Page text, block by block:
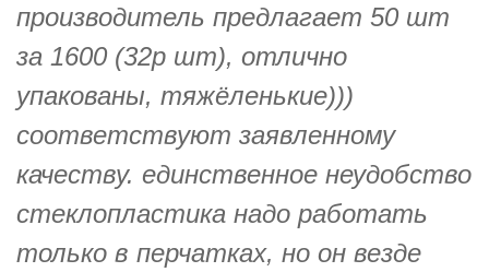
производитель предлагает 50 шт
за 1600 (32р шт), отлично
упакованы, тяжёленькие)))
соответствуют заявленному
качеству. единственное неудобство
стеклопластика надо работать
только в перчатках, но он везде